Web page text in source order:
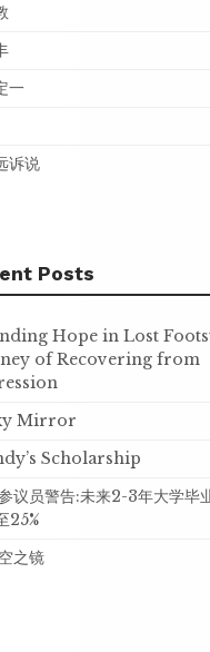
一
诉说
Posts
Hope in Lost
of Recovering from
Mirror
Scholarship
议员警告:未来2-3年大学毕
25%
之镜